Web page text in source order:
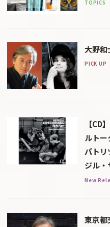
TOPICS
大野和
PICK UP
【CD
ルト
パトリ
ジル・
New
東京都